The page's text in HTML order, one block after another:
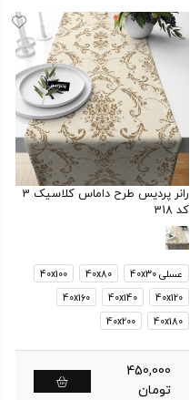
رانر پردیس طرح داماس کلاسیک 3
کد 318
عسلی 40x30 40x80
40x100
40x120
40x140
40x160
40x180
40x200
450,000
تومان